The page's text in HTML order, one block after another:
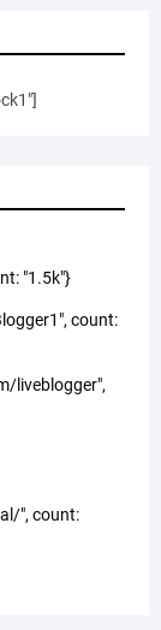
"1.5k"}
count:
liveblogger",
", count: